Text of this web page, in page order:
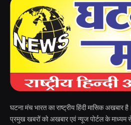
घटना मंच भारत का राष्ट्रीय हिंदी मासिक
प्रमुख खबरों को अखबार एवं न्यूज पोर्टल के